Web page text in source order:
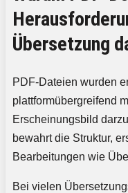
Übersetzung
PDF-Dateien wurden
plattformübergreifend
Erscheinungsbild
bewahrt die Struktur,
Bearbeitungen wie
Bei vielen